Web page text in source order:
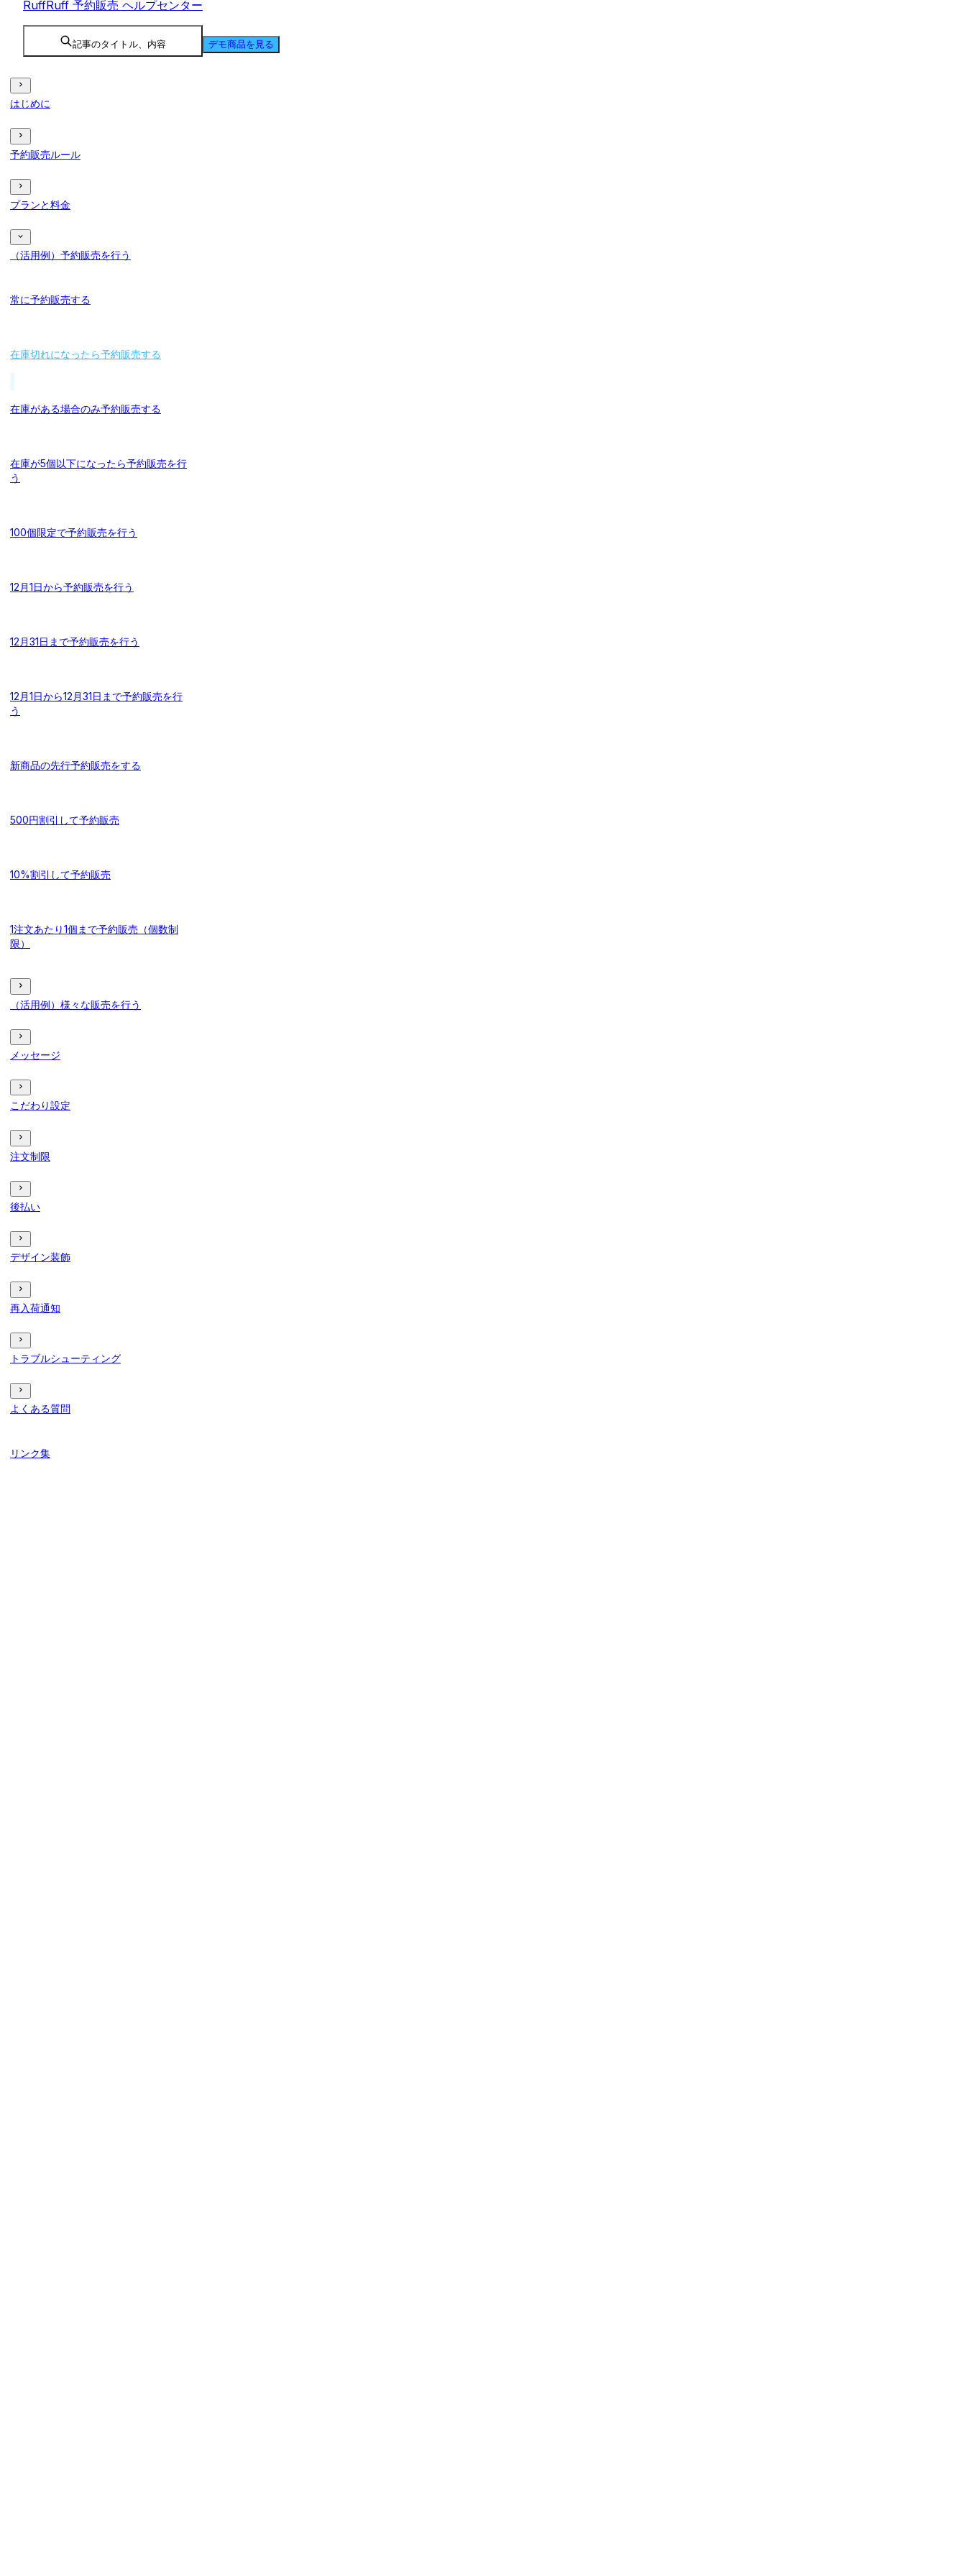
RuffRuff 予約販売 ヘルプセンター
記事のタイトル、内容 デモ商品を見る
はじめに
予約販売ルール
プランと料金
（活用例）予約販売を行う
常に予約販売する
在庫切れになったら予約販売する
在庫がある場合のみ予約販売する
在庫が5個以下になったら予約販売を行
う
100個限定で予約販売を行う
12月1日から予約販売を行う
12月31日まで予約販売を行う
12月1日から12月31日まで予約販売を行
う
新商品の先行予約販売をする
500円割引して予約販売
10%割引して予約販売
1注文あたり1個まで予約販売（個数制
限）
（活用例）様々な販売を行う
メッセージ
こだわり設定
注文制限
後払い
デザイン装飾
再入荷通知
トラブルシューティング
よくある質問
リンク集